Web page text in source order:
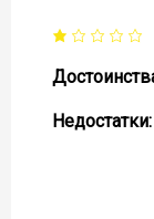
Недостатки: